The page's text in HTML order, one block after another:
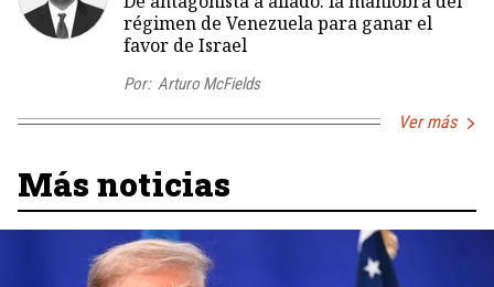
régimen de Venezuela para ganar el
favor de Israel
Por: Arturo McFields
Ver más
Más noticias